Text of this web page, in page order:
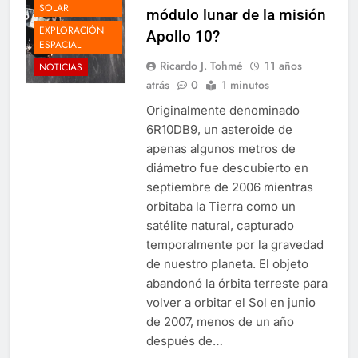
SOLAR
EXPLORACIÓN
ESPACIAL
NOTICIAS
módulo lunar de la misión
Apollo 10?
Ricardo J. Tohmé
11 años
atrás
0 1 minutos
Originalmente denominado
6R10DB9, un asteroide de
apenas algunos metros de
diámetro fue descubierto en
septiembre de 2006 mientras
orbitaba la Tierra como un
satélite natural, capturado
temporalmente por la gravedad
de nuestro planeta. El objeto
abandonó la órbita terreste para
volver a orbitar el Sol en junio
de 2007, menos de un año
después de…